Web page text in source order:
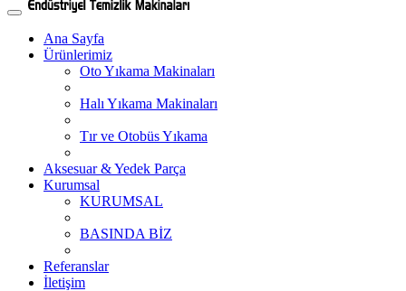
Ana Sayfa
Ürünlerimiz
Oto Yıkama Makinaları
Halı Yıkama Makinaları
Tır ve Otobüs Yıkama
Aksesuar & Yedek Parça
Kurumsal
KURUMSAL
BASINDA BİZ
Referanslar
İletişim